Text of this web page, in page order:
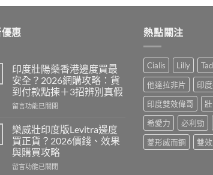
was:
is:
惠
印度壯陽藥香港邊度買最
安全？2026網購攻略：貨
到付款點揀＋3招辨別真假
在
度
壯
陽
藥
香
留言功能已關閉
樂威壯印度版Levitra邊度
買正貨？2026價錢、效果
與購買攻略
在
留言功能已關閉
熱點關注
Cialis Lilly
他達拉非片
印
印度雙效偉哥
希愛力
必利勁
菱形威而鋼
雙